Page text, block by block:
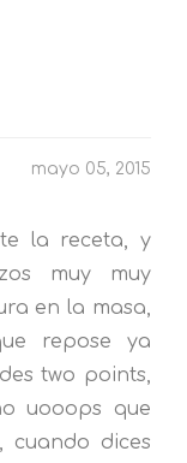
mayo 05, 2015
la receta, y
muy muy
en la masa,
repose ya
two points,
uooops que
cuando dices